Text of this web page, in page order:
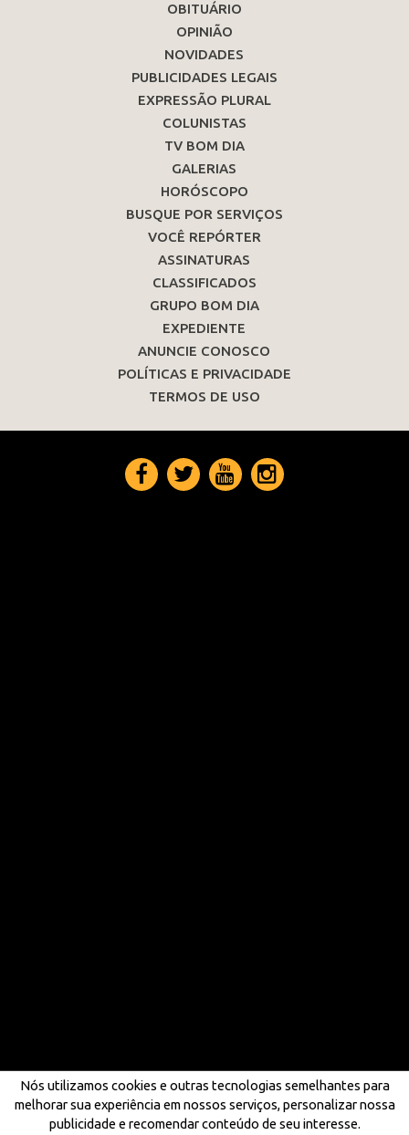
OBITUÁRIO
OPINIÃO
NOVIDADES
PUBLICIDADES LEGAIS
EXPRESSÃO PLURAL
COLUNISTAS
TV BOM DIA
GALERIAS
HORÓSCOPO
BUSQUE POR SERVIÇOS
VOCÊ REPÓRTER
ASSINATURAS
CLASSIFICADOS
GRUPO BOM DIA
EXPEDIENTE
ANUNCIE CONOSCO
POLÍTICAS E PRIVACIDADE
TERMOS DE USO
Nós utilizamos cookies e outras tecnologias semelhantes para
melhorar sua experiência em nossos serviços, personalizar nossa
publicidade e recomendar conteúdo de seu interesse.